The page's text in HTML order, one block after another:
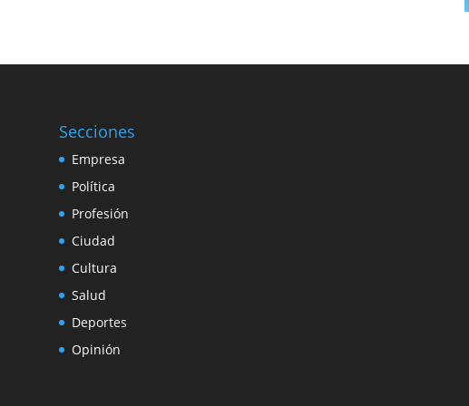
Secciones
Empresa
Política
Profesión
Ciudad
Cultura
Salud
Deportes
Opinión